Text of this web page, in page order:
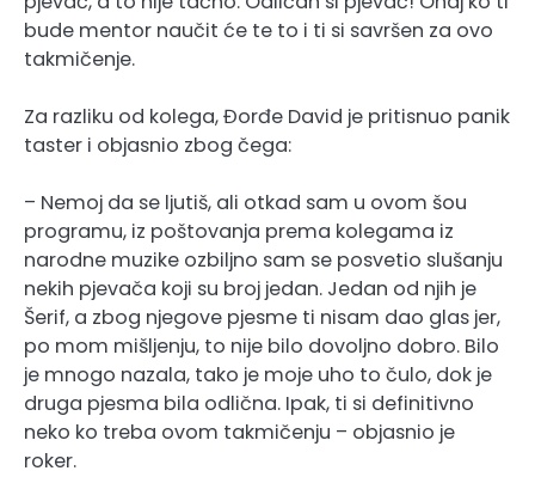
bude mentor naučit će te to i ti si savršen za ovo
takmičenje.
Za razliku od kolega, Đorđe David je pritisnuo panik
taster i objasnio zbog čega:
– Nemoj da se ljutiš, ali otkad sam u ovom šou
programu, iz poštovanja prema kolegama iz
narodne muzike ozbiljno sam se posvetio slušanju
nekih pjevača koji su broj jedan. Jedan od njih je
Šerif, a zbog njegove pjesme ti nisam dao glas jer,
po mom mišljenju, to nije bilo dovoljno dobro. Bilo
je mnogo nazala, tako je moje uho to čulo, dok je
druga pjesma bila odlična. Ipak, ti si definitivno
neko ko treba ovom takmičenju – objasnio je
roker.